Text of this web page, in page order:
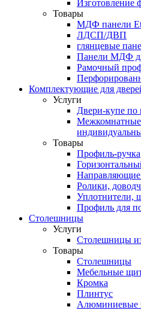
Изготовление
Товары
МДФ панели
ЛДСП/ДВП
глянцевые
Панели МДФ
Рамочный
Комплектующие для
Услуги
Двери-купе по
Межкомнатные
Товары
Профиль-ручка
Направляющие
Ролики,
Уплотнители,
Профиль для
Столешницы
Услуги
Столешницы
Товары
Столешницы
Мебельные
Кромка
Плинтус
Алюминиевые